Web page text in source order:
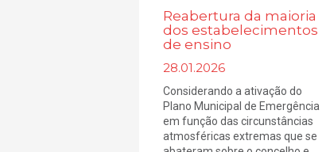
Reabertura da maioria
dos estabelecimentos
de ensino
28.01.2026
Considerando a ativação do
Plano Municipal de Emergência
em função das circunstâncias
atmosféricas extremas que se